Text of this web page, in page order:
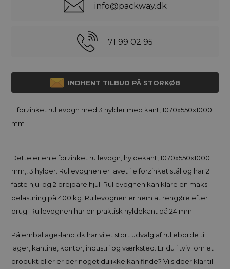
info@packway.dk
71 99 02 95
INDHENT TILBUD PÅ STORKØB
Elforzinket rullevogn med 3 hylder med kant, 1070x550x1000
mm
Dette er en elforzinket rullevogn, hyldekant, 1070x550x1000
mm,, 3 hylder. Rullevognen er lavet i elforzinket stål og har 2
faste hjul og 2 drejbare hjul. Rullevognen kan klare en maks
belastning på 400 kg. Rullevognen er nem at rengøre efter
brug. Rullevognen har en praktisk hyldekant på 24 mm.
På emballage-land.dk har vi et stort udvalg af rulleborde til
lager, kantine, kontor, industri og værksted. Er du i tvivl om et
produkt eller er der noget du ikke kan finde? Vi sidder klar til